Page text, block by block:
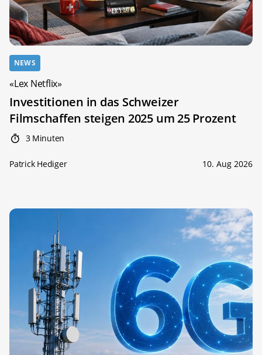
NEWS
«Lex Netflix»
Investitionen in das Schweizer
Filmschaffen steigen 2025 um 25 Prozent
3 Minuten
Patrick Hediger 10. Aug 2026